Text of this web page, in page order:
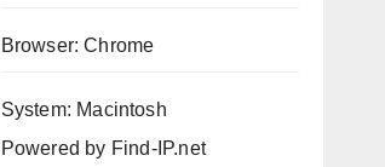
Browser: Chrome
System: Macintosh
Powered by Find-IP.net